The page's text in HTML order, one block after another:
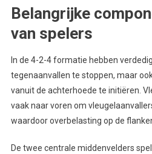
Belangrijke
van spelers
In de 4-2-4 formatie hebben
tegenaanvallen te stoppen, maar
vanuit de achterhoede te initiëren.
vaak naar voren om
waardoor overbelasting op de
De twee centrale middenvelders